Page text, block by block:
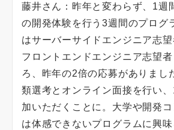
藤井さん：昨年と変わらず、1週
の開発体験を行う3週間のプログ
はサーバーサイドエンジニア志望
フロントエンドエンジニア志望者
ろ、昨年の2倍の応募がありまし
類選考とオンライン面接を行い
加いただくことに。大学や開発
は体感できないプログラムに興